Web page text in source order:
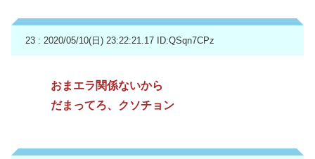
23 : 2020/05/10(日) 23:22:21.17 ID:QSqn7CPz
おまエラ関係ないから
だまってろ、クソチョン